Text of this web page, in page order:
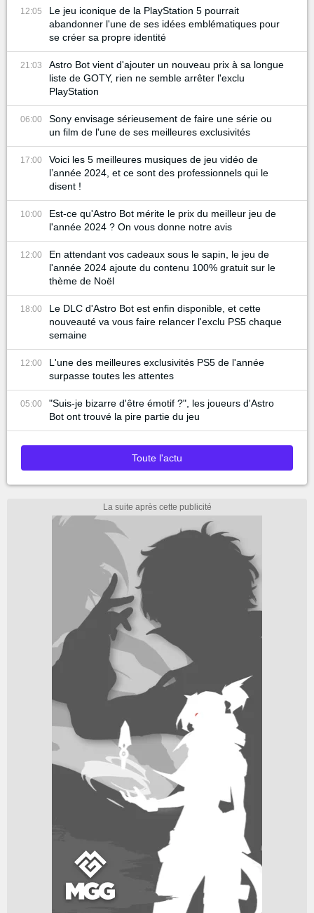
12:05
Le jeu iconique de la PlayStation 5 pourrait
abandonner l'une de ses idées emblématiques pour
se créer sa propre identité
21:03
Astro Bot vient d'ajouter un nouveau prix à sa longue
liste de GOTY, rien ne semble arrêter l'exclu
PlayStation
06:00
Sony envisage sérieusement de faire une série ou
un film de l'une de ses meilleures exclusivités
17:00
Voici les 5 meilleures musiques de jeu vidéo de
l’année 2024, et ce sont des professionnels qui le
disent !
10:00
Est-ce qu'Astro Bot mérite le prix du meilleur jeu de
l'année 2024 ? On vous donne notre avis
12:00
En attendant vos cadeaux sous le sapin, le jeu de
l'année 2024 ajoute du contenu 100% gratuit sur le
thème de Noël
18:00
Le DLC d'Astro Bot est enfin disponible, et cette
nouveauté va vous faire relancer l'exclu PS5 chaque
semaine
12:00
L'une des meilleures exclusivités PS5 de l'année
surpasse toutes les attentes
05:00
"Suis-je bizarre d'être émotif ?", les joueurs d'Astro
Bot ont trouvé la pire partie du jeu
Toute l'actu